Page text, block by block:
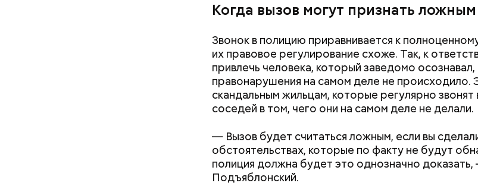
Когда вызов могут признать ложным
Звонок в полицию приравнивается к
их правовое регулирование схоже. Так, к
привлечь человека, который заведомо осознавал,
правонарушения на самом деле не происходило.
скандальным жильцам, которые регулярно
соседей в том, чего они на самом деле не делали.
— Вызов будет считаться ложным, если вы
обстоятельствах, которые по факту не будут
полиция должна будет это однозначно
Подъяблонский.
— Кабачки, порезанные кубиками, нужно легко
сковороде. К ним добавляются зелень петрушки,
Копылов.
Однако диетолог предупредила: не для всех
полезна. В первую очередь ее стоит есть с